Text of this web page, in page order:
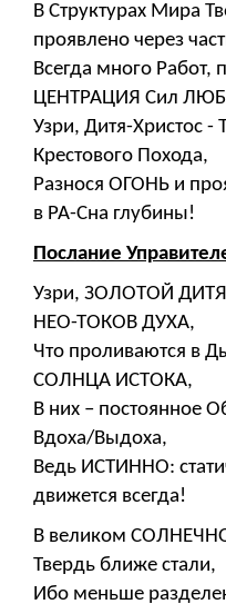
В Структурах Мира
проявлено через
Всегда много
ЦЕНТРАЦИЯ Сил
Узри, Дитя-Христос -
Крестового Похода,
Разнося ОГОНЬ и
в РА-Сна глубины!
Послание
Узри, ЗОЛОТОЙ
НЕО-ТОКОВ ДУХА,
Что проливаются в
СОЛНЦА ИСТОКА,
В них – постоянное
Вдоха/Выдоха,
Ведь ИСТИННО:
движется всегда!
В великом
Твердь ближе стали,
Ибо меньше